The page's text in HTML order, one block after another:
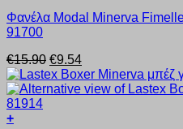
στη
σελίδα
προϊόντος
το
προϊόν
πολλαπλές
παραλλαγές.
Οι
επιλογές
μπορούν
Φανέλα Modal Minerva Fimelle
91700
€15.90 Original
price
was:
€9.54Η
τρέχουσα
τιμή
+